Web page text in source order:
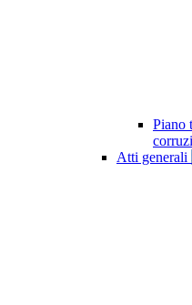
Piano
Atti generali